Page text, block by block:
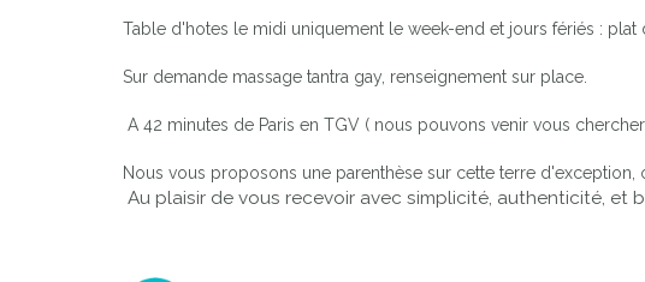
Table d'hotes le midi uniquement le week-end et jours fériés :
Sur demande massage tantra gay, renseignement sur place.
A 42 minutes de Paris en TGV ( nous pouvons venir vous
Nous vous proposons une parenthèse sur cette terre
Au plaisir de vous recevoir avec simplicité, authenticité, et